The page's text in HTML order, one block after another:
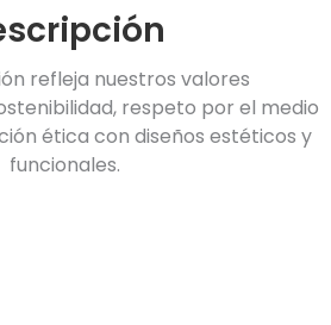
refleja nuestros valores
respeto por el medio
ética con diseños estéticos y
funcionales.